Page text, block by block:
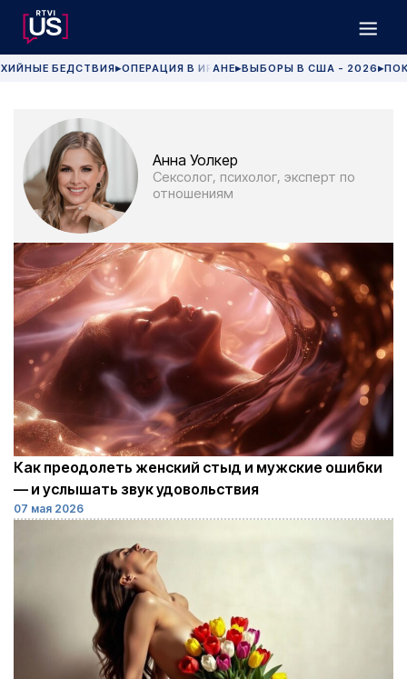
БЕДСТВИЯ▶ОПЕРАЦИЯ В ИРАНЕ▶ВЫБОРЫ В США - 2026 ▶
Анна Уолкер
Сексолог, психолог, эксперт по
отношениям
07 мая 2026
Как преодолеть женский стыд и мужские ошибки
— и услышать звук удовольствия